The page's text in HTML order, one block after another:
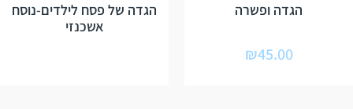
הגדה ופשרה
₪45.00
הגדה של פסח לילדים-נוסח
אשכנזי